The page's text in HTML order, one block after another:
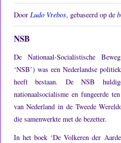
Door Ludo Vrebos, gebaseerd op de
NSB
De Nationaal-Socialistische
‘NSB’) was een Nederlandse
heeft bestaan. De NSB
nationaalsocialisme en fungeerde
van Nederland in de Tweede
die samenwerkte met de bezetter.
In het boek ‘De Volkeren der